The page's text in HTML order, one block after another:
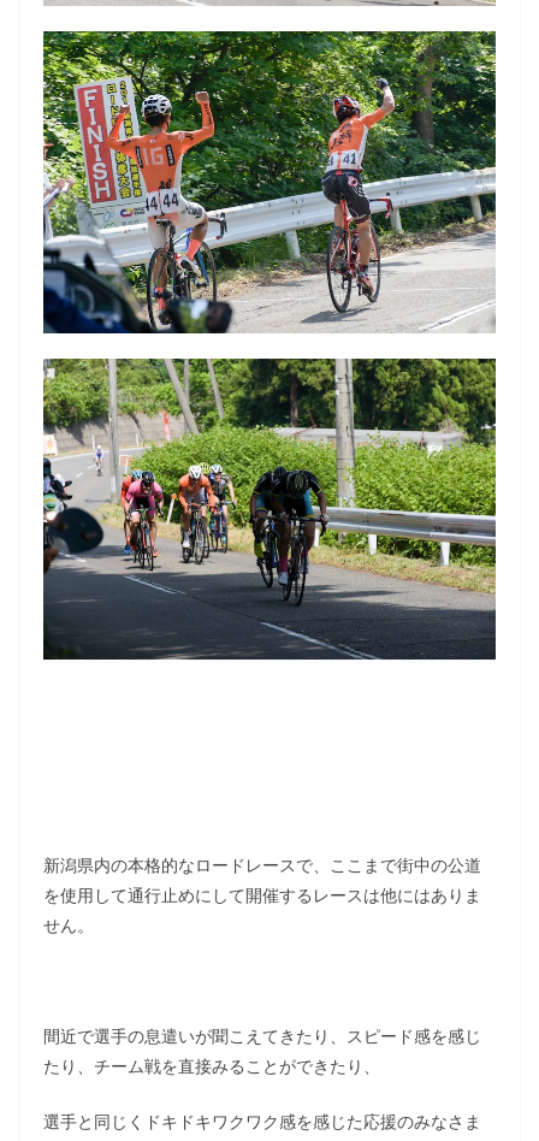
新潟県内の本格的なロードレースで、ここまで街中の公道
を使用して通行止めにして開催するレースは他にはありま
せん。
間近で選手の息遣いが聞こえてきたり、スピード感を感じ
たり、チーム戦を直接みることができたり、
選手と同じくドキドキワクワク感を感じた応援のみなさま